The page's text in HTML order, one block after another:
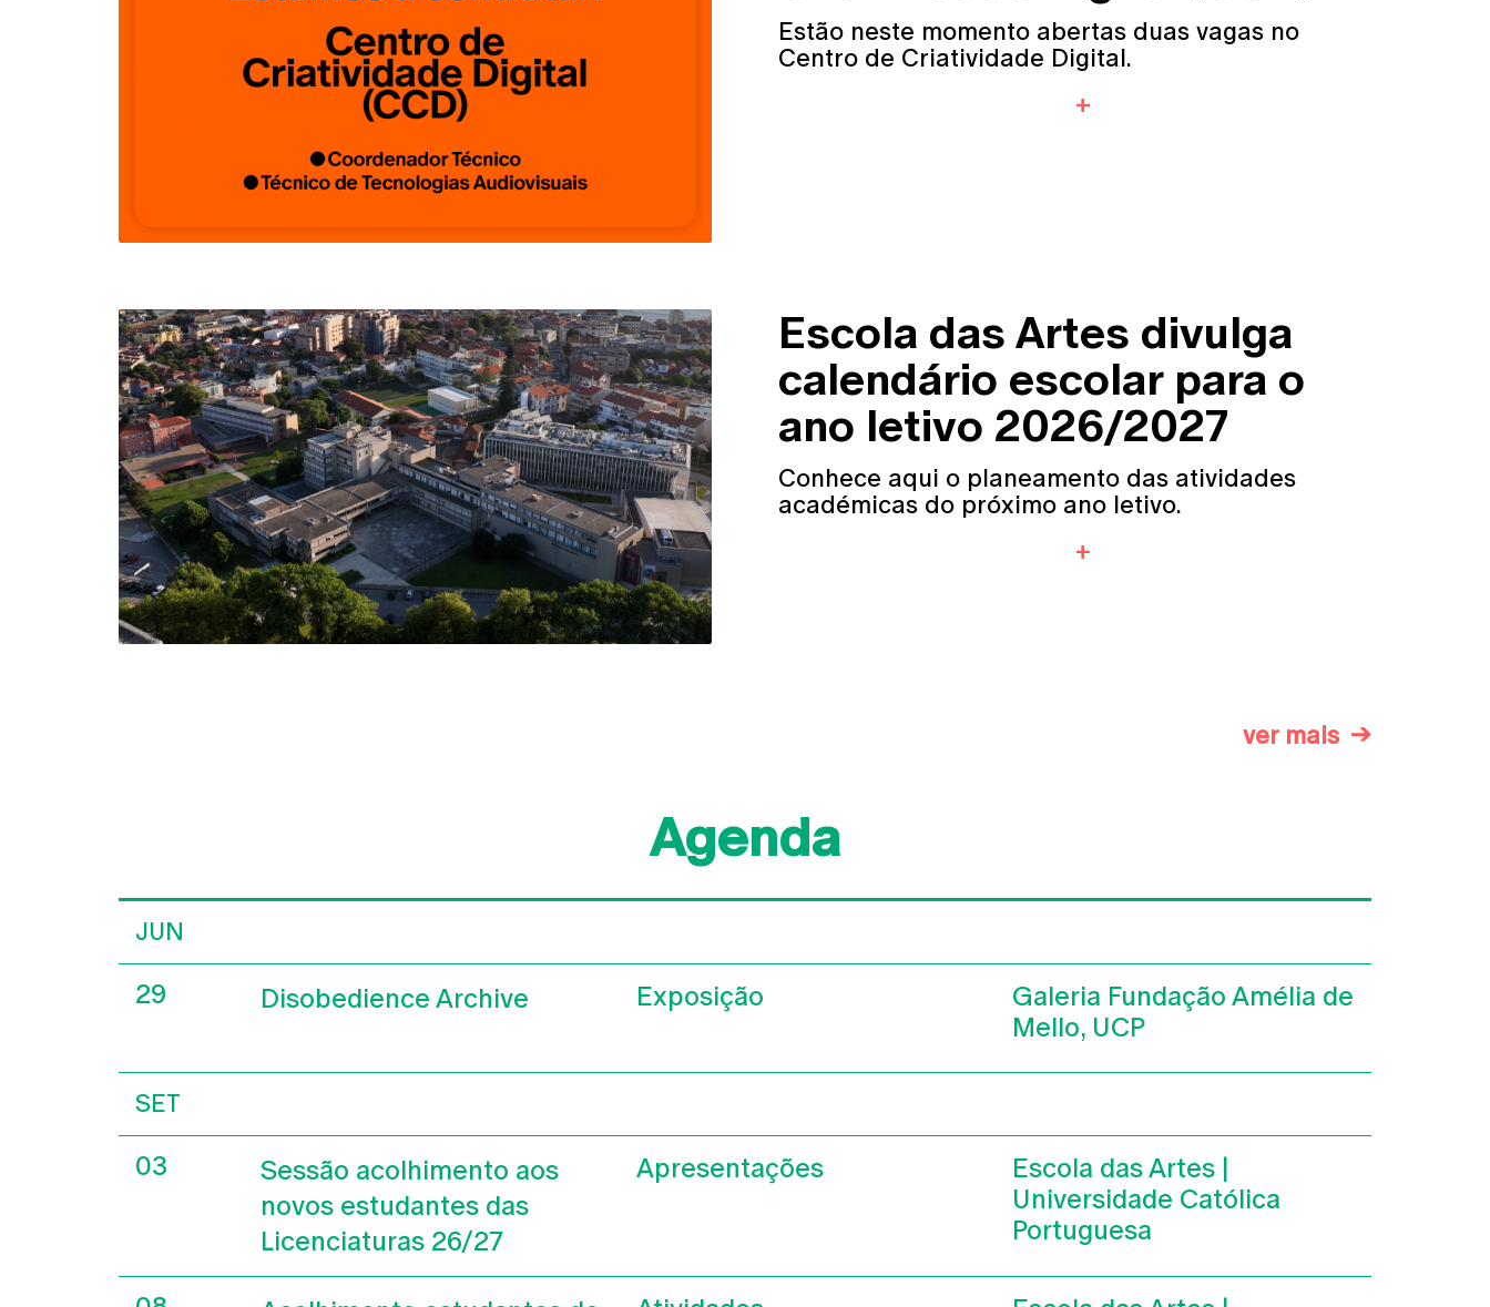
Estão neste momento abertas duas vagas no
Centro de Criatividade Digital.
Escola das Artes divulga
calendário escolar para o
ano letivo 2026/2027
Conhece aqui o planeamento das atividades
académicas do próximo ano letivo.
ver mais
Agenda
JUN
29 Disobedience Archive Exposição
Galeria Fundação Amélia de
Mello, UCP
SET
03
Sessão acolhimento aos
novos estudantes das
Licenciaturas 26/27
Apresentações
Escola das Artes |
Universidade Católica
Portuguesa